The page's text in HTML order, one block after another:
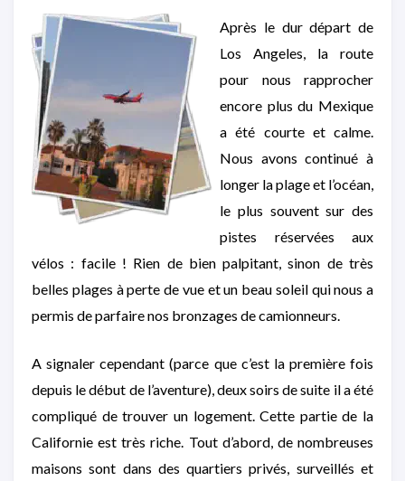
Après le dur départ de
Los Angeles, la route
pour nous rapprocher
encore plus du Mexique
a été courte et calme.
Nous avons continué à
longer la plage et l’océan,
le plus souvent sur des
pistes réservées aux
vélos : facile ! Rien de bien palpitant, sinon de très
belles plages à perte de vue et un beau soleil qui nous a
permis de parfaire nos bronzages de camionneurs.
A signaler cependant (parce que c’est la première fois
depuis le début de l’aventure), deux soirs de suite il a été
compliqué de trouver un logement. Cette partie de la
Californie est très riche. Tout d’abord, de nombreuses
maisons sont dans des quartiers privés, surveillés et